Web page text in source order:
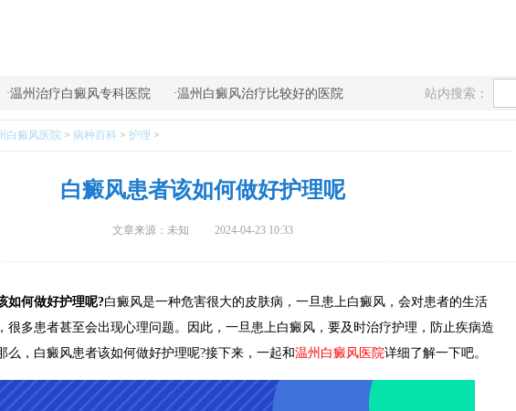
·温州治疗白癜风专科医院 ·温州白癜风治疗比较好的医院 站内搜索：
白癜风医院 > 病种百科 > 护理 >
白癜风患者该如何做好护理呢
文章来源：未知 2024-04-23 10:33
如何做好护理呢?白癜风是一种危害很大的皮肤病，一旦患上白癜风，会对患者的生活
很多患者甚至会出现心理问题。因此，一旦患上白癜风，要及时治疗护理，防止疾病造
么，白癜风患者该如何做好护理呢?接下来，一起和温州白癜风医院详细了解一下吧。